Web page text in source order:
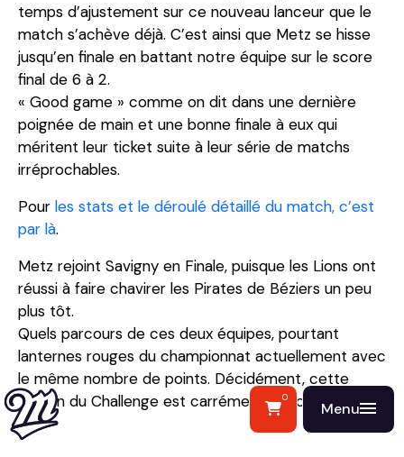
0
Menu
temps d’ajustement sur ce nouveau lanceur que le
match s’achève déjà. C’est ainsi que Metz se hisse
jusqu’en finale en battant notre équipe sur le score
final de 6 à 2.
« Good game » comme on dit dans une dernière
poignée de main et une bonne finale à eux qui
méritent leur ticket suite à leur série de matchs
irréprochables.
Pour les stats et le déroulé détaillé du match, c’est
par là.
Metz rejoint Savigny en Finale, puisque les Lions ont
réussi à faire chavirer les Pirates de Béziers un peu
plus tôt.
Quels parcours de ces deux équipes, pourtant
lanternes rouges du championnat actuellement avec
le même nombre de points. Décidément, cette
édition du Challenge est carrément déconcertante !